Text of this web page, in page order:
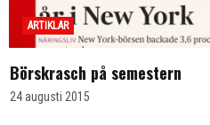
ARTIKLAR
Börskrasch på semestern
24 augusti 2015